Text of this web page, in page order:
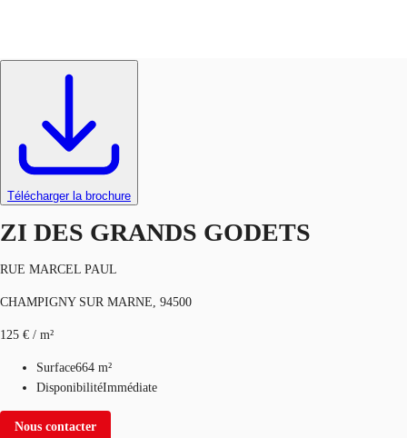
Blog
Données marchés
Pourquoi JLL?
NxT
Flex & Co-working
Appelez maintenant
Télécharger la brochure
ZI DES GRANDS GODETS
RUE MARCEL PAUL
CHAMPIGNY SUR MARNE, 94500
125 € / m²
Surface664 m²
DisponibilitéImmédiate
Nous contacter